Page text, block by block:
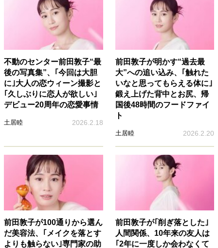
不動のセンター前田敦子“最
後の写真集”、｢今回は大胆
に｣大人の恋ウィーン撮影と
｢久しぶりに恋人が欲しい｣
デビュー20周年の恋愛事情
土居睦 2026.2.18
前田敦子が明かす“過去最
大”への追い込み、｢触れた
いなと思ってもらえる体に｣
鍛え上げた背中とお尻、帰
国後48時間のフードファイ
ト
土居睦 2026.2.20
前田敦子が100通りから選ん
だ美容法、｢メイクを落とす
よりも触らない｣専門家の助
前田敦子が｢削ぎ落とした｣
人間関係、10年来の友人は
｢2年に一度しか会わなくて